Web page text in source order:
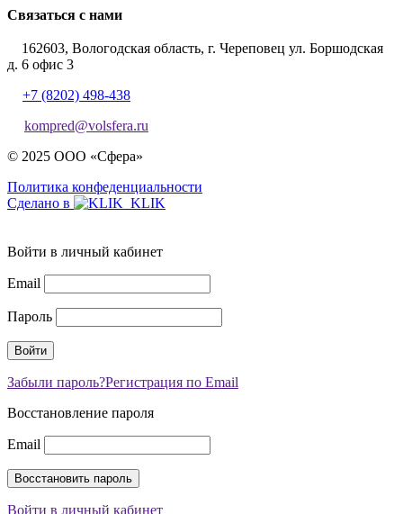
Связаться с нами
162603, Вологодская область, г. Череповец ул. Боршодская
д. 6 офис 3
+7 (8202) 498-438
kompred@volsfera.ru
© 2025 ООО «Сфера»
Политика конфеденциальности
Сделано в
Войти в личный кабинет
Email
Пароль
Забыли пароль?Регистрация по Email
Восстановление пароля
Email
Войти в личный кабинет